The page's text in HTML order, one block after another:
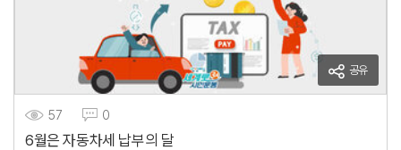
공유
57 0
6월은 자동차세 납부의 달